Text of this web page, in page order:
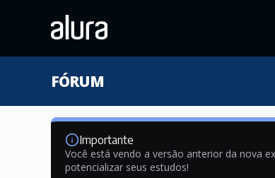
FÓRUM
Importante
Você está vendo a versão anterior da nova
potencializar seus estudos!